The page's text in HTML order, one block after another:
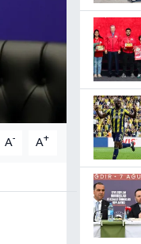
A- A+